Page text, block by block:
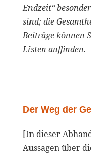
Endzeit“
sind; die
Beiträge können
Listen auffinden.
Der Weg der
[In dieser
Aussagen über